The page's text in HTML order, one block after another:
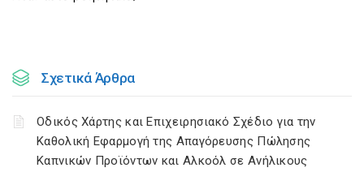
Σχετικά Άρθρα
Οδικός Χάρτης και Επιχειρησιακό Σχέδιο για την
Καθολική Εφαρμογή της Απαγόρευσης Πώλησης
Καπνικών Προϊόντων και Αλκοόλ σε Ανήλικους